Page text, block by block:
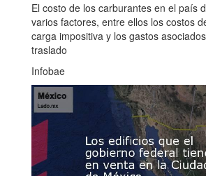
El costo de los carburantes en el país
varios factores, entre ellos los costos
carga impositiva y los gastos
traslado
Infobae